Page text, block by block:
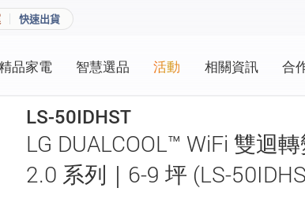
快速出貨
品家電 智慧選品 活動 相關資訊 合
LS-50IDHST
LG DUALCOOL™ WiFi 雙迴
2.0 系列｜6-9 坪 (LS-
×
會員資料管理